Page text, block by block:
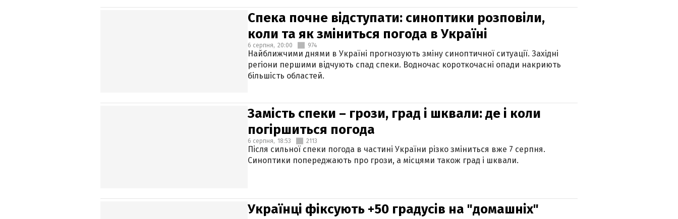
Спека почне відступати: синоптики розповіли,
коли та як зміниться погода в Україні
6 серпня, 20:00 974
Найближчими днями в Україні прогнозують зміну синоптичної ситуації. Західні
регіони першими відчують спад спеки. Водночас короткочасні опади накриють
більшість областей.
Замість спеки – грози, град і шквали: де і коли
погіршиться погода
6 серпня, 18:53 2113
Після сильної спеки погода в частині України різко зміниться вже 7 серпня.
Синоптики попереджають про грози, а місцями також град і шквали.
Українці фіксують +50 градусів на "домашніх"